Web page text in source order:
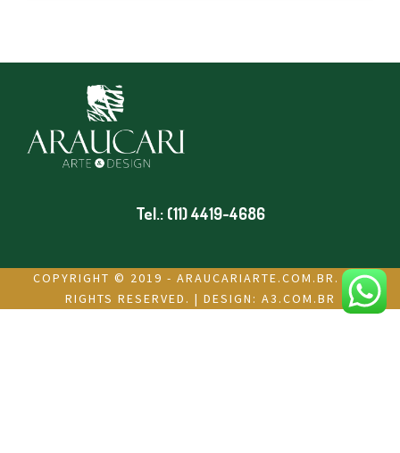
Tel.: (11) 4419-4686
COPYRIGHT © 2019 - ARAUCARIARTE.COM.BR. ALL
RIGHTS RESERVED. | DESIGN: A3.COM.BR